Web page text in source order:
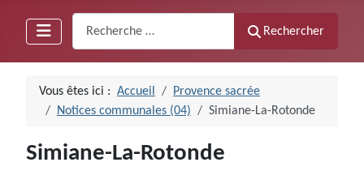
Rechercher
Vous êtes ici : Accueil
Provence sacrée
Notices communales (04)
Simiane-La-Rotonde
Simiane-La-Rotonde